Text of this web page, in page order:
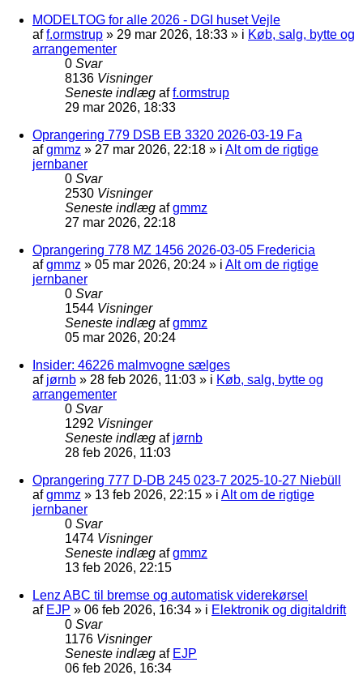
MODELTOG for alle 2026 - DGI huset Vejle
aff.ormstrup » 29 mar 2026, 18:33 » i Køb, salg, bytte og
arrangementer
0 Svar
8136 Visninger
Seneste indlæg aff.ormstrup
29 mar 2026, 18:33
Oprangering 779 DSB EB 3320 2026-03-19 Fa
afgmmz » 27 mar 2026, 22:18 » i Alt om de rigtige
jernbaner
0 Svar
2530 Visninger
Seneste indlæg afgmmz
27 mar 2026, 22:18
Oprangering 778 MZ 1456 2026-03-05 Fredericia
afgmmz » 05 mar 2026, 20:24 » i Alt om de rigtige
jernbaner
0 Svar
1544 Visninger
Seneste indlæg afgmmz
05 mar 2026, 20:24
Insider: 46226 malmvogne sælges
af jørnb » 28 feb 2026, 11:03 » i Køb, salg, bytte og
arrangementer
0 Svar
1292 Visninger
Seneste indlæg af jørnb
28 feb 2026, 11:03
Oprangering 777 D-DB 245 023-7 2025-10-27 Niebüll
afgmmz » 13 feb 2026, 22:15 » i Alt om de rigtige
jernbaner
0 Svar
1474 Visninger
Seneste indlæg afgmmz
13 feb 2026, 22:15
Lenz ABC til bremse og automatisk viderekørsel
af EJP » 06 feb 2026, 16:34 » i Elektronik og digitaldrift
0 Svar
1176 Visninger
Seneste indlæg af EJP
06 feb 2026, 16:34